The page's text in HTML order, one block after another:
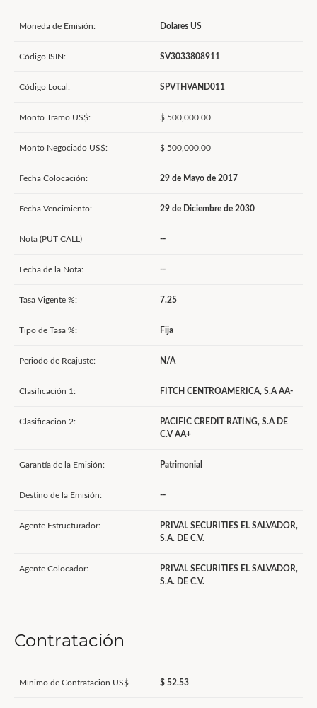
Moneda de Emisión: Dolares US
Código ISIN: SV3033808911
Código Local: SPVTHVAND011
Monto Tramo US$: $ 500,000.00
Monto Negociado US$: $ 500,000.00
Fecha Colocación: 29 de Mayo de 2017
Fecha Vencimiento: 29 de Diciembre de 2030
Nota (PUT CALL) --
Fecha de la Nota: --
Tasa Vigente %: 7.25
Tipo de Tasa %: Fija
Periodo de Reajuste: N/A
Clasificación 1: FITCH CENTROAMERICA, S.A AA-
Clasificación 2:
PACIFIC CREDIT RATING, S.A DE
C.V AA+
Garantía de la Emisión: Patrimonial
Destino de la Emisión: --
Agente Estructurador:
PRIVAL SECURITIES EL SALVADOR,
S.A. DE C.V.
Agente Colocador:
PRIVAL SECURITIES EL SALVADOR,
S.A. DE C.V.
Contratación
Mínimo de Contratación US$ $ 52.53